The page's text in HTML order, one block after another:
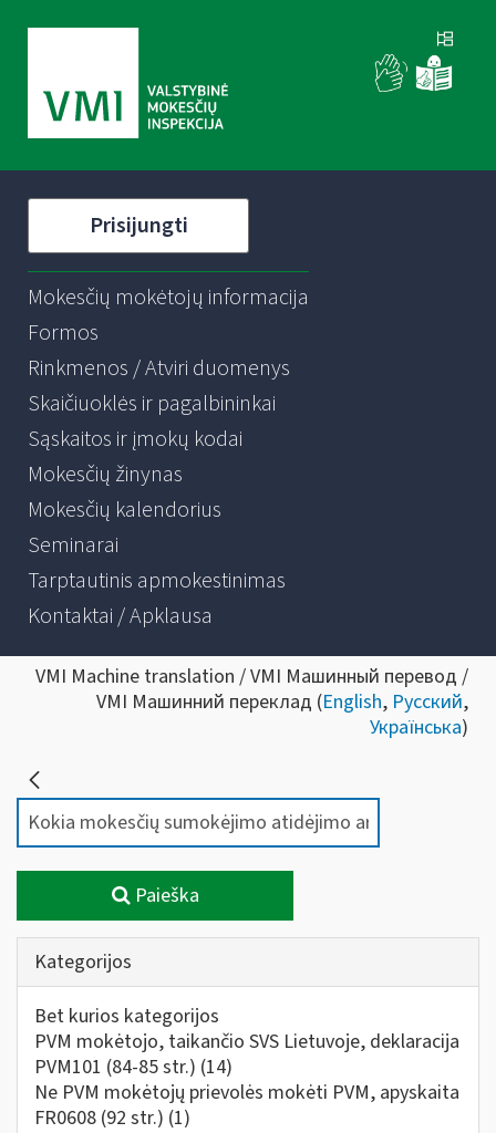
Prisijungti
Mokesčių mokėtojų informacija
Formos
Rinkmenos / Atviri duomenys
Skaičiuoklės ir pagalbininkai
Sąskaitos ir įmokų kodai
Mokesčių žinynas
Mokesčių kalendorius
Seminarai
Tarptautinis apmokestinimas
Kontaktai / Apklausa
VMI Machine translation / VMI Машинный перевод /
VMI Машинний переклад (English, Русский,
Українська)
Paieška
Kategorijos
Bet kurios kategorijos
PVM mokėtojo, taikančio SVS Lietuvoje, deklaracija
PVM101 (84-85 str.) (14)
Ne PVM mokėtojų prievolės mokėti PVM, apyskaita
FR0608 (92 str.) (1)